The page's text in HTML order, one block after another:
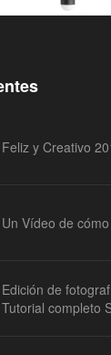
Feliz y Creativo
Un Vídeo de
Edición de
Tutorial completo